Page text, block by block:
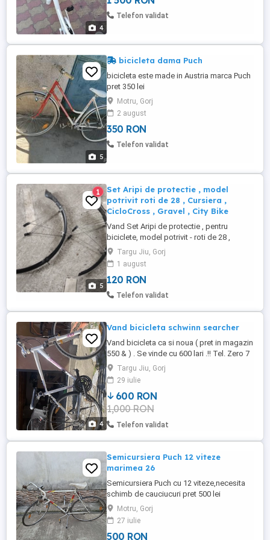
4
Telefon validat
5
bicicleta dama Puch
bicicleta este made in Austria marca Puch
pret 350 lei
Motru, Gorj
2 august
350 RON
Telefon validat
5
1
Set Aripi de protectie , model
potrivit roti de 28 , Cursiera ,
CicloCross , Gravel , City Bike
Vand Set Aripi de protectie , pentru
biciclete, model potrivit - roti de 28 ,
Cursiera , CicloCross , Gravel, City Bike
Rog si ofer seriozitate!
Targu Jiu, Gorj
1 august
120 RON
Telefon validat
4
Vand bicicleta schwinn searcher
Vand bicicleta ca si noua ( pret in magazin
550 & ) . Se vinde cu 600 lari .!! Tel. Zero 7
sase 8 trei 9 sase 6 unu 2 .
Targu Jiu, Gorj
29 iulie
600 RON
1,000 RON
Telefon validat
Semicursiera Puch 12 viteze
marimea 26
Semicursiera Puch cu 12 viteze,necesita
schimb de cauciucuri pret 500 lei
Motru, Gorj
27 iulie
500 RON